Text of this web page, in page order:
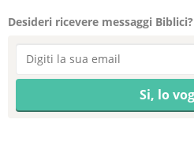
Desideri ricevere messaggi Biblici?